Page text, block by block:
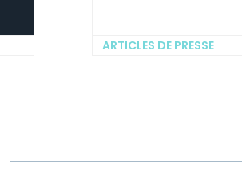
ARTICLES DE PRESSE